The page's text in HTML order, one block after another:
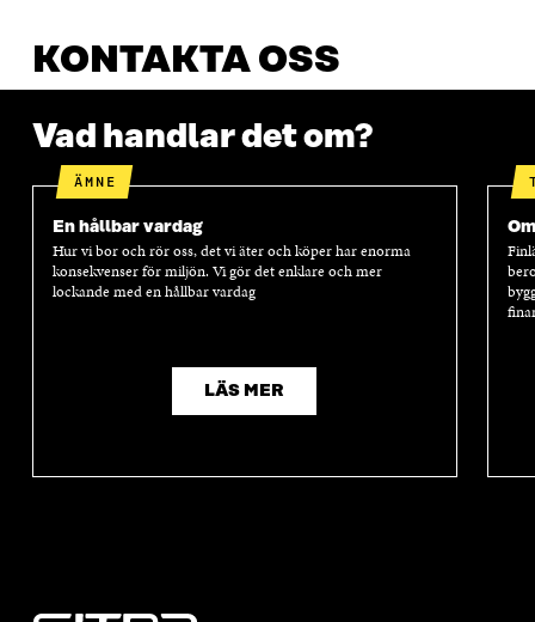
KONTAKTA OSS
Vad handlar det om?
ÄMNE
En hållbar vardag
Hur vi bor och rör oss, det vi äter och köper har enorma
konsekvenser för miljön. Vi gör det enklare och mer
lockande med en hållbar vardag
LÄS MER